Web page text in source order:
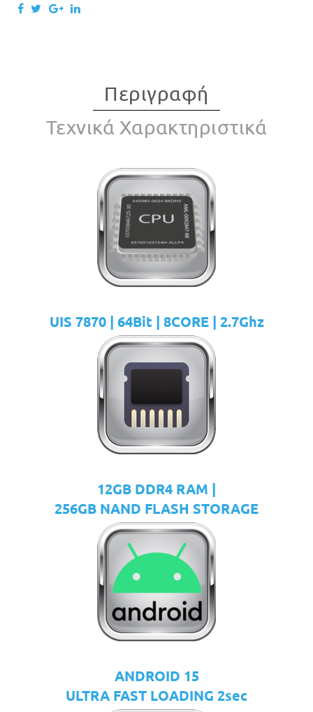
Περιγραφή
Τεχνικά Χαρακτηριστικά
UIS 7870 | 64Bit | 8CORE | 2.7Ghz
12GB DDR4 RAM |
256GB NAND FLASH STORAGE
ANDROID 15
ULTRA FAST LOADING 2sec